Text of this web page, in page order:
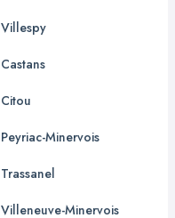
Villespy
Castans
Citou
Peyriac-Minervois
Trassanel
Villeneuve-Minervois